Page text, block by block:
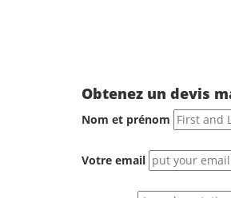
Obtenez un devis
Nom et prénom
Votre email